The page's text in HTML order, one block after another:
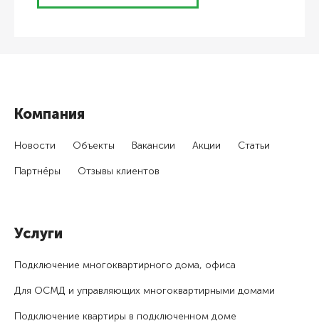
Компания
Новости Объекты Вакансии Акции Статьи
Партнёры Отзывы клиентов
Услуги
Подключение много­квартирного дома, офиса
Для ОСМД и управляющих много­квартирными домами
Подключение квартиры в подключенном доме